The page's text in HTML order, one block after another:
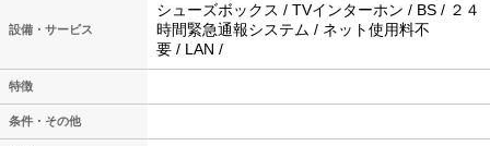
設備・サービス
シューズボックス / TVインターホン / BS / ２４
時間緊急通報システム / ネット使用料不
要 / LAN /
特徴
条件・その他